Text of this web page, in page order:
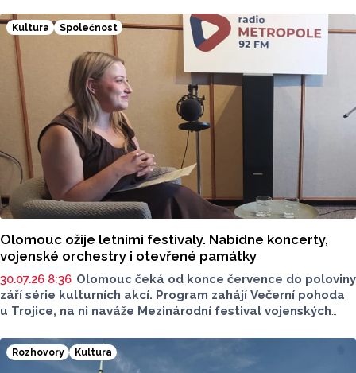
Kultura Společnost
Olomouc ožije letními festivaly. Nabídne koncerty,
vojenské orchestry i otevřené památky
30.07.26 8:36 Olomouc čeká od konce července do poloviny
září série kulturních akcí. Program zahájí Večerní pohoda
u Trojice, na ni naváže Mezinárodní festival vojenských
Většina programu se uskuteční na Horním náměstí,
koncerty Večerní pohody budou zdarma. Více o akcích
Rozhovory Kultura